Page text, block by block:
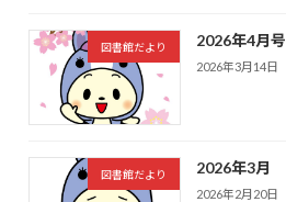
図書館だより 2026年4月号
2026年3月14日
図書館だより 2026年3月
2026年2月20日